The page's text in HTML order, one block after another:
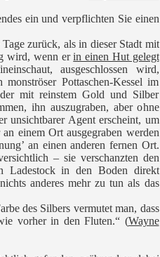
ein und verpflichten Sie einen
zurück, als in dieser Stadt mit
wird, wenn erin einen Hut gelegt
ausgeschlossen wird,
Pottaschen-Kessel im
mit reinstem Gold und Silber
ihn auszugraben, aber ohne
unsichtbarer Agent erscheint, um
einem Ort ausgegraben werden
an einen anderen fernen Ort.
– sie verschanzten den
Ladestock in den Boden direkt
anderes mehr zu tun als das
des Silbers vermutet man, dass
vorher in den Fluten.“ (Wayne